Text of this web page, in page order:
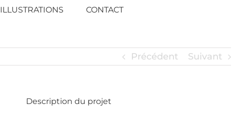
ILLUSTRATIONS CONTACT
Précédent Suivant
Description du projet